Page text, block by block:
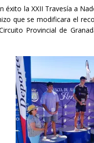
éxito la XXII Travesía a
que se modificara el
Provincial de